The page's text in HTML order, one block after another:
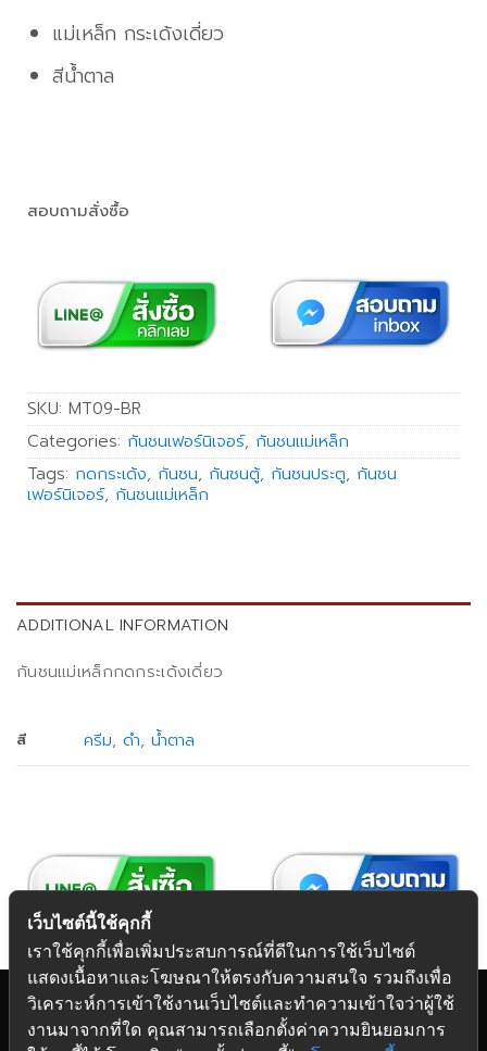
แม่เหล็ก กระเด้งเดี่ยว
สีน้ำตาล
สอบถามสั่งซื้อ
SKU: MT09-BR
Categories: กันชนเฟอร์นิเจอร์, กันชนแม่เหล็ก
Tags: กดกระเด้ง, กันชน, กันชนตู้, กันชนประตู, กันชน
เฟอร์นิเจอร์, กันชนแม่เหล็ก
ADDITIONAL INFORMATION
กันชนแม่เหล็กกดกระเด้งเดี่ยว
สี ครีม,ดำ,น้ำตาล
Copyright 2026 © Futuretech Intermarketing Co., Ltd.
เว็บไซต์นี้ใช้คุกกี้
เราใช้คุกกี้เพื่อเพิ่มประสบการณ์ที่ดีในการใช้เว็บไซต์
แสดงเนื้อหาและโฆษณาให้ตรงกับความสนใจ รวมถึงเพื่อ
วิเคราะห์การเข้าใช้งานเว็บไซต์และทำความเข้าใจว่าผู้ใช้
งานมาจากที่ใด คุณสามารถเลือกตั้งค่าความยินยอมการ